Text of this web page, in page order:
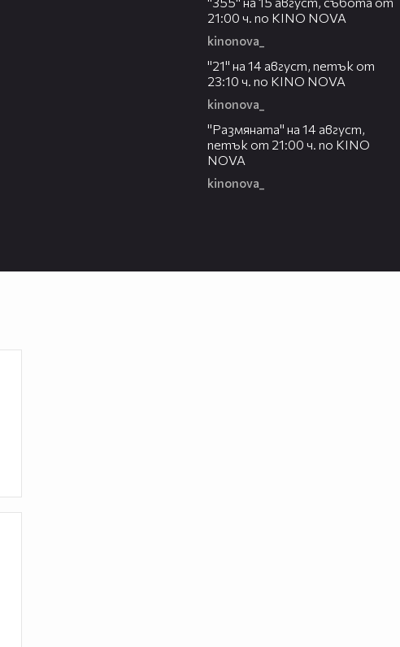
21:00 ч. по KINO NOVA
kinonova_
"21" на 14 август, петък от
23:10 ч. по KINO NOVA
kinonova_
"Размянaта" на 14 август,
петък от 21:00 ч. по KINO
NOVA
kinonova_